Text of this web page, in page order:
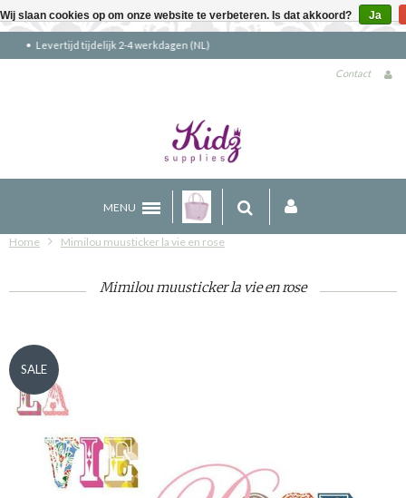
Gratis verzending boven €90 (NL)
Contact
MENU
Home Mimilou muusticker la vie en rose
Mimilou muusticker la vie en rose
SALE
Wij slaan cookies op om onze website te verbeteren. Is dat akkoord? Ja